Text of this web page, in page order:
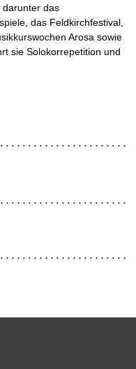
darunter das
das Feldkirchfestival,
Arosa sowie
sie Solokorrepetition und